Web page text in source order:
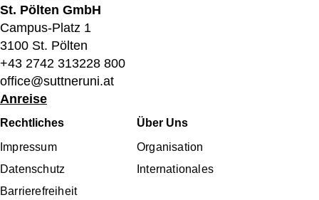
St. Pölten GmbH
Campus-Platz 1
3100 St. Pölten
+43 2742 313228 800
office@suttneruni.at
Anreise
Fußbereichsmenü
Rechtliches
Impressum
Datenschutz
Barrierefreiheit
Über Uns
Organisation
Internationales